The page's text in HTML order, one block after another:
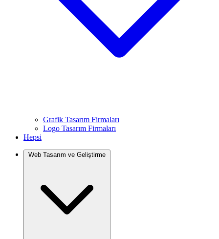
Grafik Tasarım Firmaları
Logo Tasarım Firmaları
Hepsi
Web Tasarım ve Geliştirme